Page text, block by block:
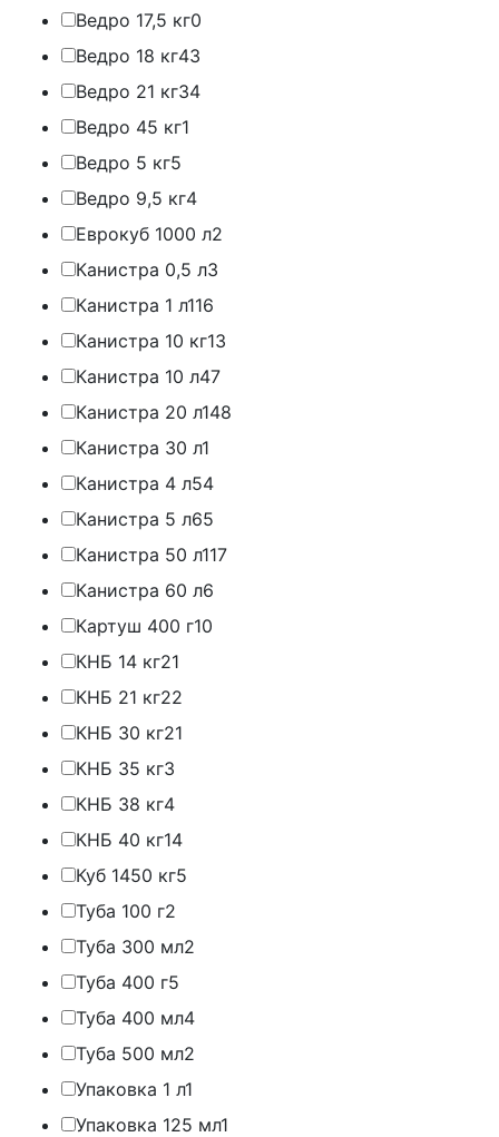
Ведро 17,5 кг0
Ведро 18 кг43
Ведро 21 кг34
Ведро 45 кг1
Ведро 5 кг5
Ведро 9,5 кг4
Еврокуб 1000 л2
Канистра 0,5 л3
Канистра 1 л116
Канистра 10 кг13
Канистра 10 л47
Канистра 20 л148
Канистра 30 л1
Канистра 4 л54
Канистра 5 л65
Канистра 50 л117
Канистра 60 л6
Картуш 400 г10
КНБ 14 кг21
КНБ 21 кг22
КНБ 30 кг21
КНБ 35 кг3
КНБ 38 кг4
КНБ 40 кг14
Куб 1450 кг5
Туба 100 г2
Туба 300 мл2
Туба 400 г5
Туба 400 мл4
Туба 500 мл2
Упаковка 1 л1
Упаковка 125 мл1